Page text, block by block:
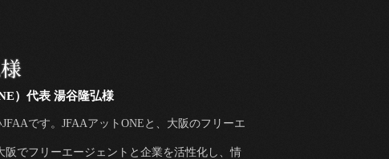
）代表 湯谷隆弘様
です。JFAAアットONEと、大阪のフリーエ
でフリーエージェントと企業を活性化し、情